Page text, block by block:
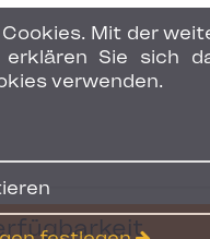
Mit der
erklären Sie sich
verwenden.